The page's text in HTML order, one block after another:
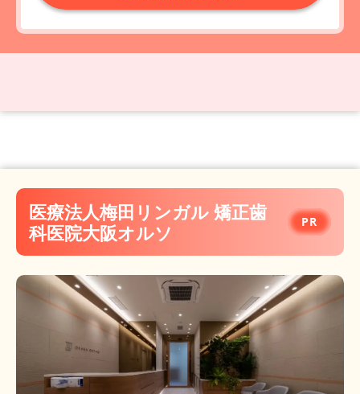
医療法人梅田リンガル 矯正歯
科医院大阪オルソ